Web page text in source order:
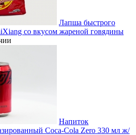
Лапша быстрого
со вкусом жареной говядины
Напиток
Coca-Cola Zero 330 мл ж/